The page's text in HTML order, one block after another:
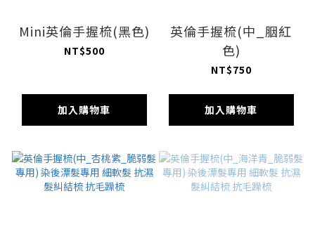
Mini英倫手握梳(黑色)
NT$500
加入購物車
英倫手握梳(中_胭紅
色)
NT$750
加入購物車